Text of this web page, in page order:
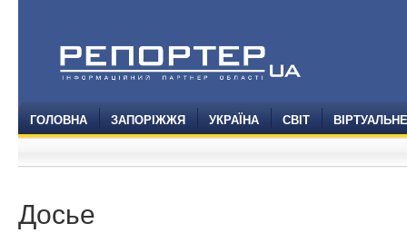
ГОЛОВНА ЗАПОРІЖЖЯ УКРАЇНА СВІТ
Досье